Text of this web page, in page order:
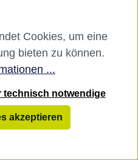
Cookies, um eine
bieten zu können.
...
technisch notwendige
akzeptieren